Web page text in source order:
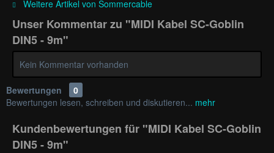
Weitere Artikel von Sommercable
Unser Kommentar zu "MIDI Kabel SC-Goblin
DIN5 - 9m"
Kein Kommentar vorhanden
Bewertungen
0
Bewertungen lesen, schreiben und diskutieren... mehr
Kundenbewertungen für "MIDI Kabel SC-Goblin
DIN5 - 9m"